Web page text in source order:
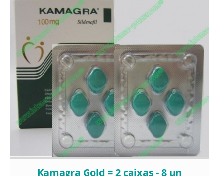
Kamagra Gold = 2 caixas - 8 un